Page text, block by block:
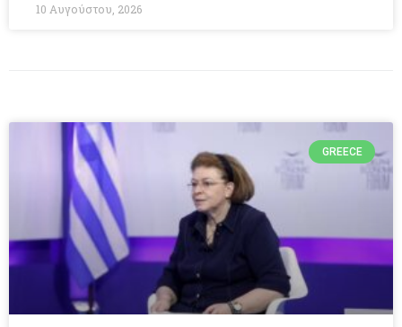
10 Αυγούστου, 2026
GREECE